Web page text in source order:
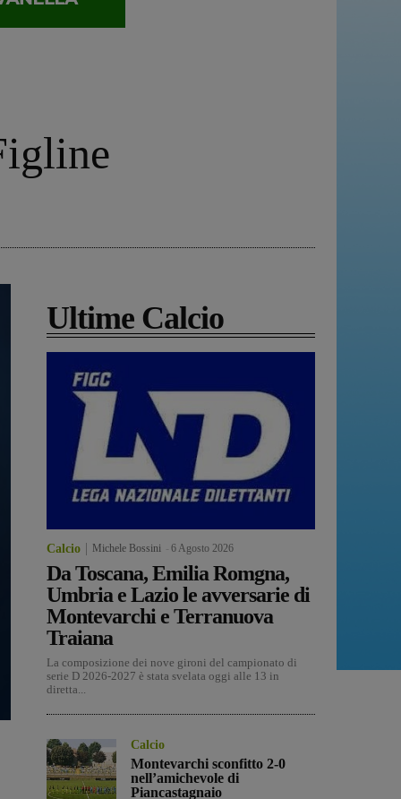
Ultime Calcio
Calcio Michele Bossini 6 Agosto 2026
Da Toscana, Emilia Romgna,
Umbria e Lazio le avversarie di
Montevarchi e Terranuova
Traiana
La composizione dei nove gironi del campionato di
serie D 2026-2027 è stata svelata oggi alle 13 in
diretta...
Calcio
Montevarchi sconfitto 2-0
nell’amichevole di
Piancastagnaio